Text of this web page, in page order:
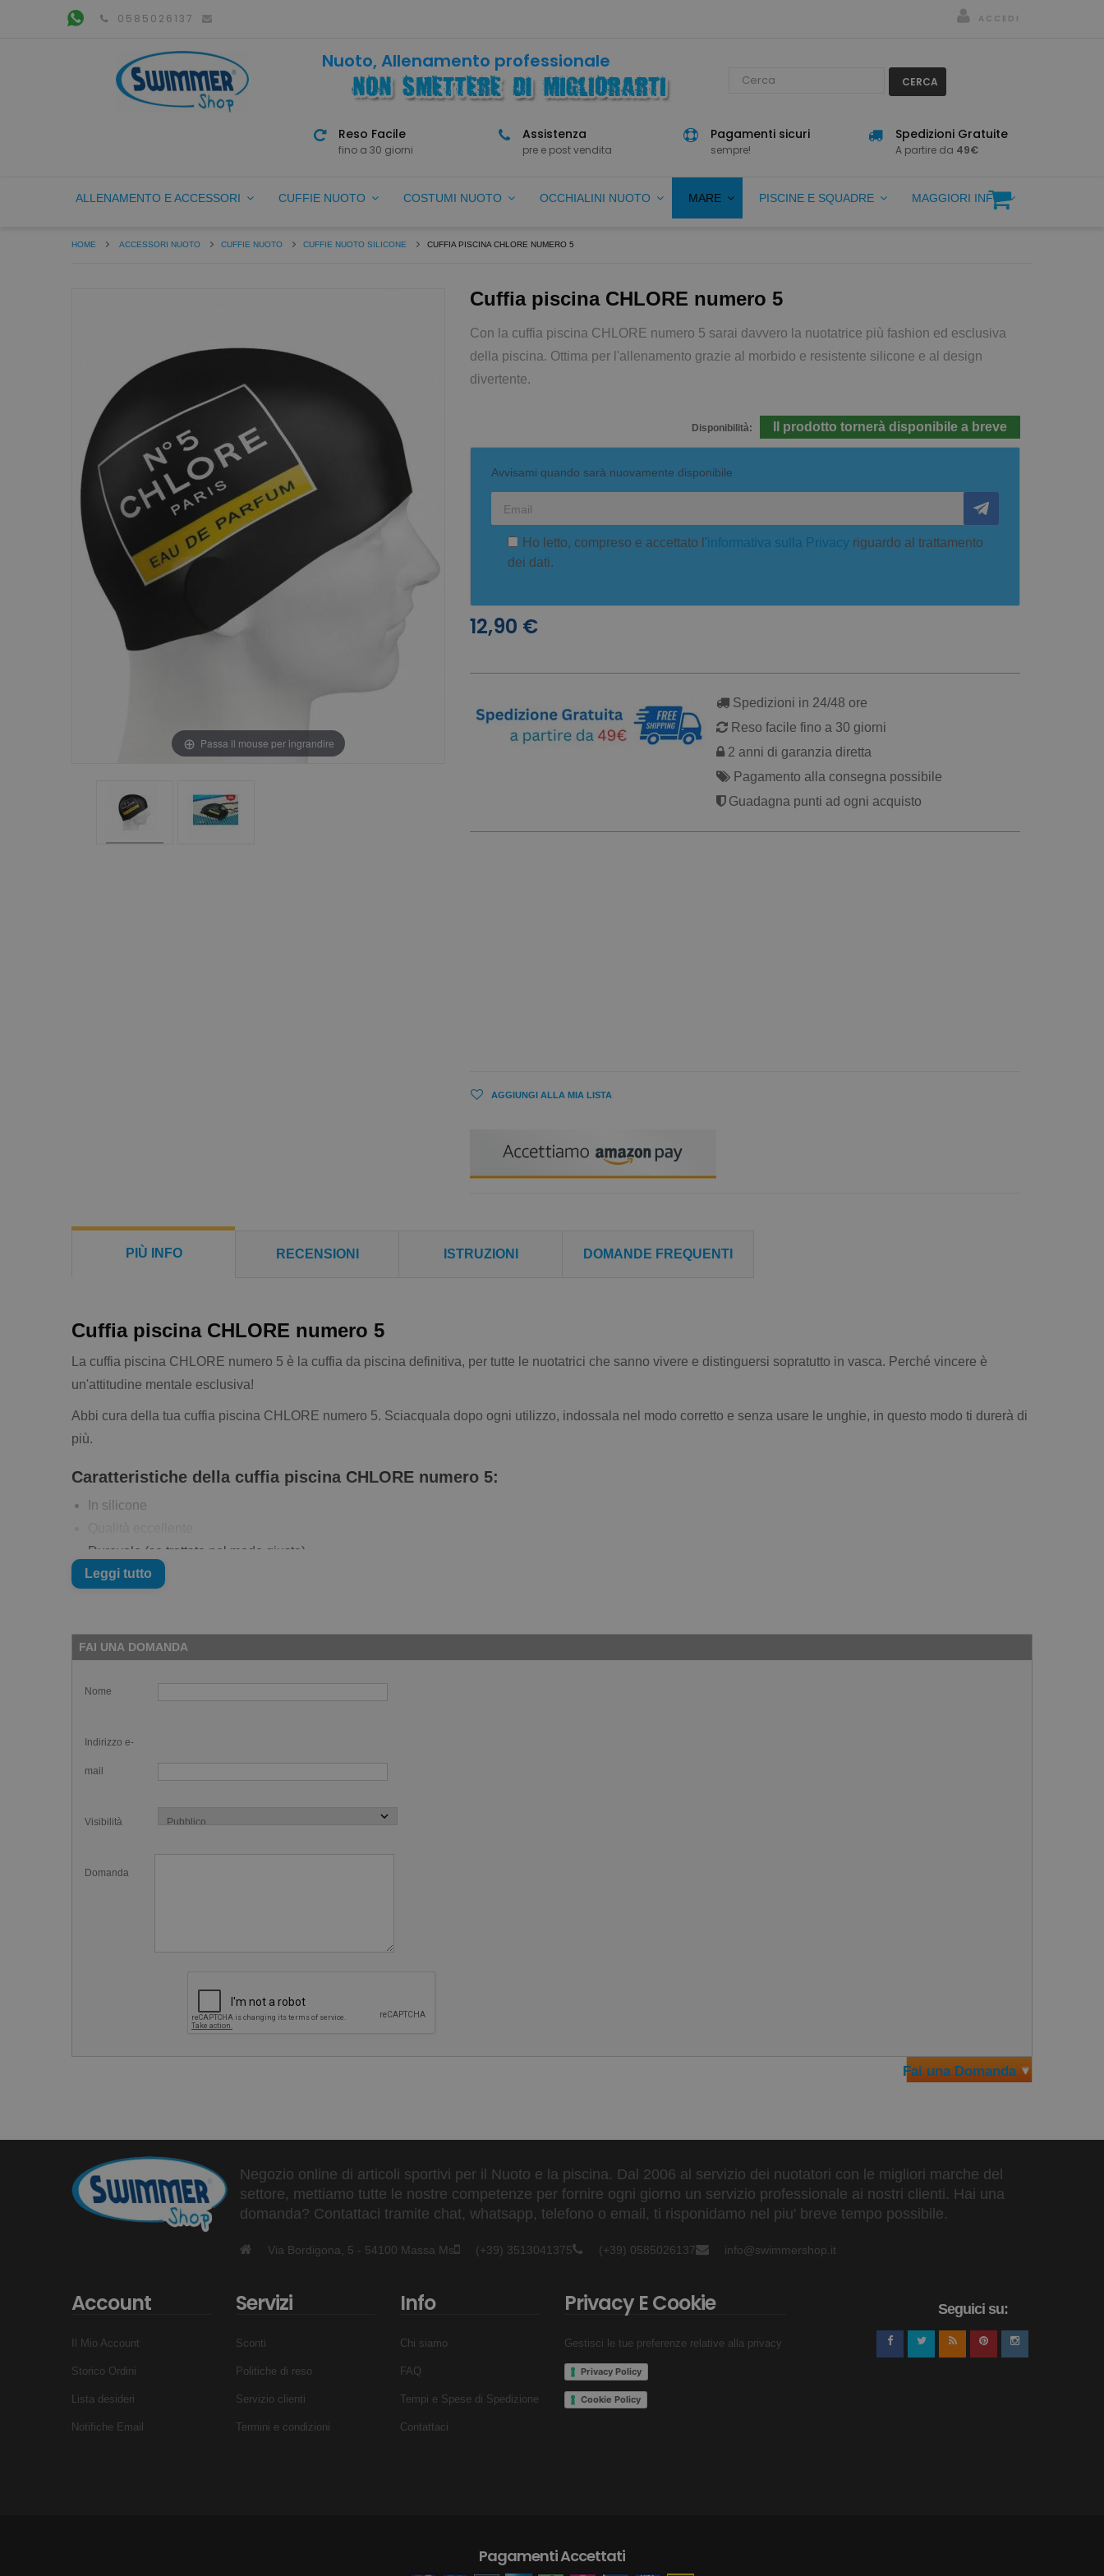
0585026137 ACCEDI
Nuoto, Allenamento professionale
CERCA
Reso Facile
fino a 30 giorni
Assistenza
pre e post vendita
Pagamenti sicuri
sempre!
Spedizioni Gratuite
A partire da 49€
ALLENAMENTO E ACCESSORI CUFFIE NUOTO COSTUMI NUOTO OCCHIALINI NUOTO MARE PISCINE E SQUADRE MAGGIORI INFO
HOME ACCESSORI NUOTO CUFFIE NUOTO CUFFIE NUOTO SILICONE CUFFIA PISCINA CHLORE NUMERO 5
Passa il mouse per ingrandire
Cuffia piscina CHLORE numero 5
Con la cuffia piscina CHLORE numero 5 sarai davvero la nuotatrice più fashion ed esclusiva
della piscina. Ottima per l'allenamento grazie al morbido e resistente silicone e al design
divertente.
Disponibilità: Il prodotto tornerà disponibile a breve
Avvisami quando sarà nuovamente disponibile
Ho letto, compreso e accettato l'informativa sulla Privacy riguardo al trattamento
dei dati.
12,90 €
Spedizioni in 24/48 ore
Reso facile fino a 30 giorni
2 anni di garanzia diretta
Pagamento alla consegna possibile
Guadagna punti ad ogni acquisto
AGGIUNGI ALLA MIA LISTA
PIÙ INFO RECENSIONI ISTRUZIONI DOMANDE FREQUENTI
Cuffia piscina CHLORE numero 5
La cuffia piscina CHLORE numero 5 è la cuffia da piscina definitiva, per tutte le nuotatrici che sanno vivere e distinguersi sopratutto in vasca. Perché vincere è
un'attitudine mentale esclusiva!
Abbi cura della tua cuffia piscina CHLORE numero 5. Sciacquala dopo ogni utilizzo, indossala nel modo corretto e senza usare le unghie, in questo modo ti durerà di
più.
Caratteristiche della cuffia piscina CHLORE numero 5:
In silicone
Durevole (se trattata nel modo giusto)
Stampa stilosa
Leggi tutto
FAI UNA DOMANDA
Nome
Indirizzo e-
mail
Visibilità
Domanda
Fai una Domanda
Negozio online di articoli sportivi per il Nuoto e la piscina. Dal 2006 al servizio dei nuotatori con le migliori marche del
settore, mettiamo tutte le nostre competenze per fornire ogni giorno un servizio professionale ai nostri clienti. Hai una
domanda? Contattaci tramite chat, whatsapp, telefono o email, ti risponidamo nel piu' breve tempo possibile.
Via Bordigona, 5 - 54100 Massa Ms (+39) 3513041375 (+39) 0585026137 info@swimmershop.it
Account
Il Mio Account
Storico Ordini
Lista desideri
Notifiche Email
Servizi
Sconti
Politiche di reso
Servizio clienti
Termini e condizioni
Info
Chi siamo
FAQ
Tempi e Spese di Spedizione
Contattaci
Privacy E Cookie
Gestisci le tue preferenze relative alla privacy
Privacy Policy
Cookie Policy
Seguici su:
Pagamenti Accettati